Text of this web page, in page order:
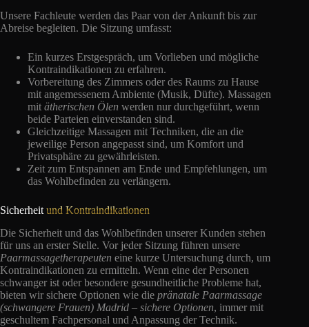
Unsere Fachleute werden das Paar von der Ankunft bis zur
Abreise begleiten. Die Sitzung umfasst:
Ein kurzes Erstgespräch, um Vorlieben und mögliche
Kontraindikationen zu erfahren.
Vorbereitung des Zimmers oder des Raums zu Hause
mit angemessenem Ambiente (Musik, Düfte). Massagen
mitätherischen Ölen werden nur durchgeführt, wenn
beide Parteien einverstanden sind.
Gleichzeitige Massagen mit Techniken, die an die
jeweilige Person angepasst sind, um Komfort und
Privatsphäre zu gewährleisten.
Zeit zum Entspannen am Ende und Empfehlungen, um
das Wohlbefinden zu verlängern.
Sicherheitund Kontraindikationen
Die Sicherheit und das Wohlbefinden unserer Kunden stehen
für uns an erster Stelle. Vor jeder Sitzung führen unsere
Paarmassagetherapeuten eine kurze Untersuchung durch, um
Kontraindikationen zu ermitteln. Wenn eine der Personen
schwanger ist oder besondere gesundheitliche Probleme hat,
bieten wir sichere Optionen wie die pränatale Paarmassage
(schwangere Frauen) Madrid – sichere Optionen, immer mit
geschultem Fachpersonal und Anpassung der Technik.